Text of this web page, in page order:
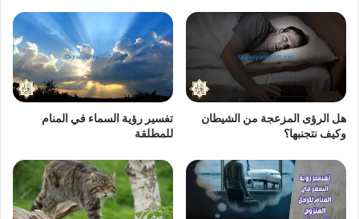
هل الرؤى المزعجة من الشيطان
وكيف نتجنبها؟
تفسير رؤية السماء في المنام
للمطلقة